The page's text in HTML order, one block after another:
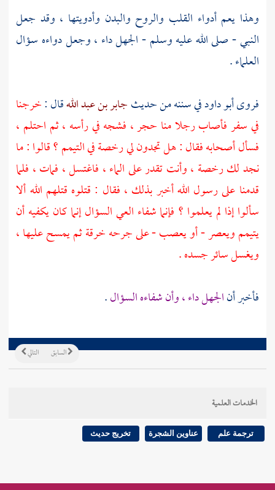
وهذا يعم أدواء القلب والروح والبدن وأدويتها ، وقد جعل
النبي - صلى الله عليه وسلم - الجهل داء ، وجعل دواءه سؤال
العلماء .
فروىأبو داودفي سننه من حديثجابر بن عبد اللهقال :خرجنا
في سفر فأصاب رجلا منا حجر ، فشجه في رأسه ، ثم احتلم ،
فسأل أصحابه فقال : هل تجدون لي رخصة في التيمم ؟ قالوا : ما
نجد لك رخصة ، وأنت تقدر على الماء ، فاغتسل ، فمات ، فلما
قدمنا على رسول الله أخبر بذلك ، فقال : قتلوه قتلهم الله ألا
سألوا إذا لم يعلموا ؟ فإنما شفاء العي السؤال إنما كان يكفيه أن
يتيمم ويعصر - أو يعصب - على جرحه خرقة ثم يمسح عليها ،
ويغسل سائر جسده .
فأخبر أنالجهل داء ، وأن شفاءه السؤال.
التالي السابق
الخدمات العلمية
ترجمة علم عناوين الشجرة تخريج حديث